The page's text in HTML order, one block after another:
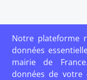
Notre plateforme
données
mairie de
données de votre